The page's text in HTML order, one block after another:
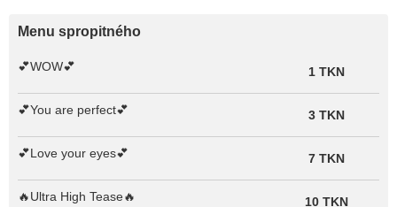
Menu spropitného
💕WOW💕 1 TKN
💕You are perfect💕 3 TKN
💕Love your eyes💕 7 TKN
🔥Ultra High Tease🔥 10 TKN